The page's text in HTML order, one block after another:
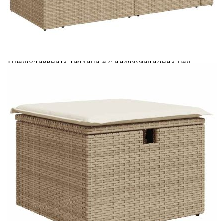
Предоставената таблица е с информационна цел.
Добавете продукта в количката си с бутона "Добави в
количката" и при поръчка ще можете да изберете броя
Предоставената таблица е с информационна цел.
Предоставената таблица е с информационна цел.
Добавете продукта в количката си с бутона "Добави в
количката" и при поръчка ще можете да изберете броя
вноски на кредита.
Предоставената таблица е с информационна цел.
Добавете продукта в количката си с бутона "Добави в
количката" и при поръчка ще можете да изберете броя
вноски на кредита.
Когато плащате с NewPay, всъщност NewPay плаща
поръчката Ви вместо Вас. Вие я получавате и